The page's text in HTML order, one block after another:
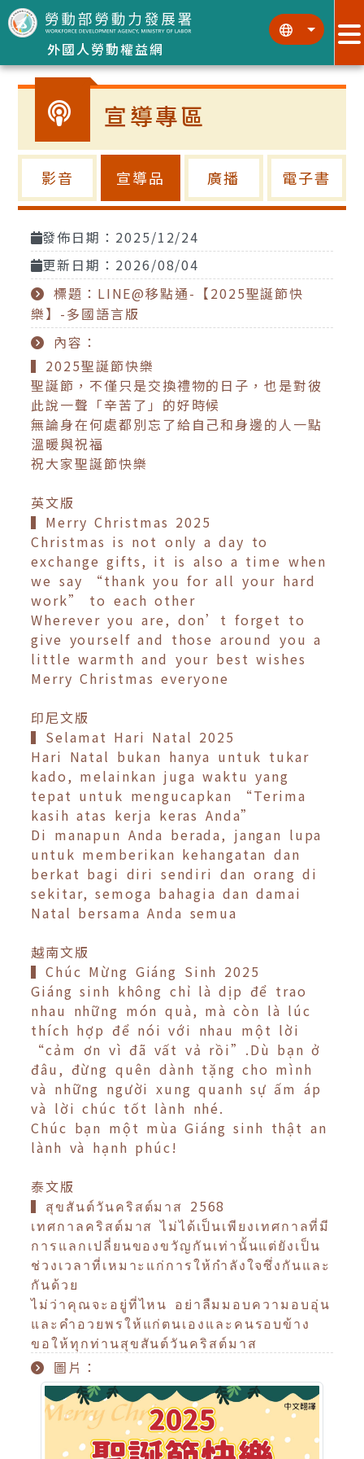
跳到主要內容區塊
外國人勞動權益網
::: :::
宣導專區
影音 宣導品 廣播 電子書
發佈日期：2025/12/24
更新日期：2026/08/04
標題：LINE@移點通-【2025聖誕節快
樂】-多國語言版
內容：
▍2025聖誕節快樂
聖誕節，不僅只是交換禮物的日子，也是對彼
此說一聲「辛苦了」的好時候
無論身在何處都別忘了給自己和身邊的人一點
溫暖與祝福
祝大家聖誕節快樂
英文版
▍Merry Christmas 2025
Christmas is not only a day to
exchange gifts, it is also a time when
we say “thank you for all your hard
work” to each other
Wherever you are, don’t forget to
give yourself and those around you a
little warmth and your best wishes
Merry Christmas everyone
印尼文版
▍Selamat Hari Natal 2025
Hari Natal bukan hanya untuk tukar
kado, melainkan juga waktu yang
tepat untuk mengucapkan “Terima
kasih atas kerja keras Anda”
Di manapun Anda berada, jangan lupa
untuk memberikan kehangatan dan
berkat bagi diri sendiri dan orang di
sekitar, semoga bahagia dan damai
Natal bersama Anda semua
越南文版
▍Chúc Mừng Giáng Sinh 2025
Giáng sinh không chỉ là dịp để trao
nhau những món quà, mà còn là lúc
thích hợp để nói với nhau một lời
“cảm ơn vì đã vất vả rồi”.Dù bạn ở
đâu, đừng quên dành tặng cho mình
và những người xung quanh sự ấm áp
và lời chúc tốt lành nhé.
Chúc bạn một mùa Giáng sinh thật an
lành và hạnh phúc!
泰文版
▍สุขสันต์วันคริสต์มาส 2568
เทศกาลคริสต์มาส ไม่ได้เป็นเพียงเทศกาลที่มี
การแลกเปลี่ยนของขวัญกันเท่านั้นแต่ยังเป็น
ช่วงเวลาที่เหมาะแก่การให้กำลังใจซึ่งกันและ
กันด้วย
ไม่ว่าคุณจะอยู่ที่ไหน อย่าลืมมอบความอบอุ่น
และคำอวยพรให้แก่ตนเองและคนรอบข้าง
ขอให้ทุกท่านสุขสันต์วันคริสต์มาส
圖片：